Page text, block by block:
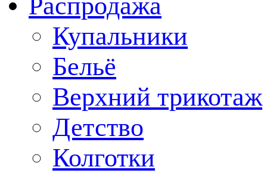
Купальники
Бельё
Верхний трикотаж
Детство
Колготки